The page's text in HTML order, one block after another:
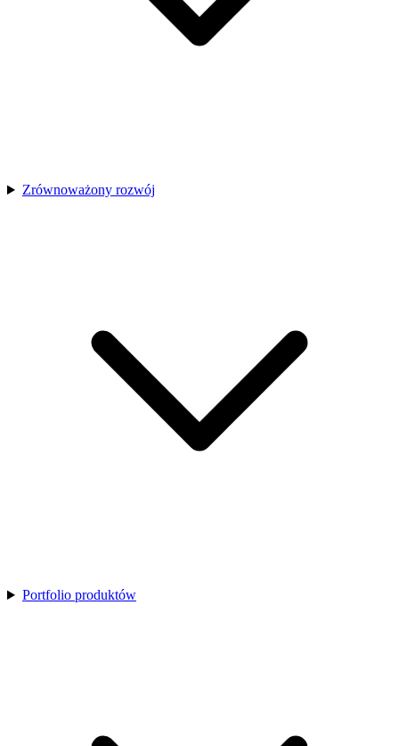
Zrównoważony rozwój
Portfolio produktów